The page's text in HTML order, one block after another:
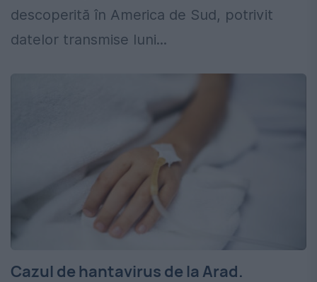
descoperită în America de Sud, potrivit
datelor transmise luni...
Cazul de hantavirus de la Arad.